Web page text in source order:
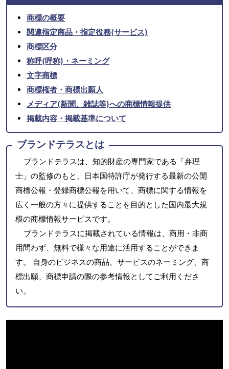
商標の概要
関連指定商品・指定役務(サービス)
商標区分
称呼(呼称)・ネーミング
文字商標
商標権者・商標出願人
メディア(新聞、雑誌等)への商標情報提供
掲載内容・掲載基準について
ブランドテラスとは
ブランドテラスは、知的財産の専門家である「弁理
士」の監修のもと、日本国特許庁が発行する最新の公開
商標公報・登録商標公報を用いて、商標に関する情報を
広く一般の方々に提供することを目的とした国内最大規
模の商標情報サービスです。
ブランドテラスに掲載されている情報は、商用・非商
用問わず、無料で様々な用途に活用することができま
す。 自身のビジネスの商品、サービスのネーミング、商
標出願、商標申請の際の参考情報としてご利用くださ
い。